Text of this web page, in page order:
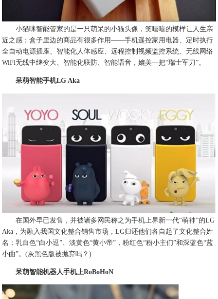
小猫咪智能管家的是一只萌呆的小猫头像，笑嘻嘻的模样让人生亲
近之感；盒子里边的商品有很多作用——手机遥控家用电器、定时执行
全自动电源插座、智能化人体感应、远程控制视频监控系统、无线网络
WiFi无线中继变大、智能化联防、智能语音，媲美一把“瑞士军刀”。
呆萌智能手机LG Aka
在国外早已发售，并被诸多网民称之为手机上界新一代“萌神”的LG
Aka，为融入我国文化整合销售市场，LG归还他们各自起了文化整合姓
名：乳白色“白小逗”、淡黄色“黄小帝”，粉红色“粉小主们”和深蓝色“蓝
小曲”。(灰黑色版被抛弃吗？)
呆萌智能机器人手机上RoBoHoN